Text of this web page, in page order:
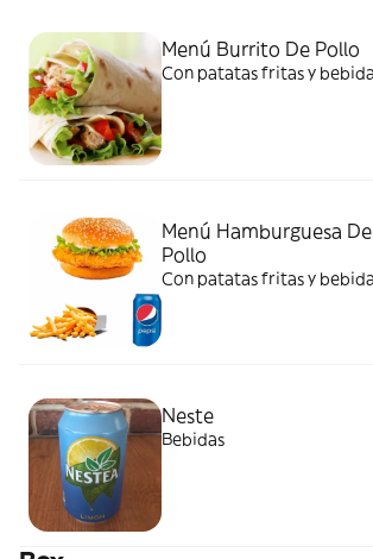
Menú Burrito De Pollo
Con patatas fritas y
Menú Hamburguesa De
Pollo
Con patatas fritas y
Neste
Bebidas